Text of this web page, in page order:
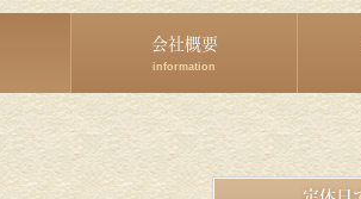
会社概要
information